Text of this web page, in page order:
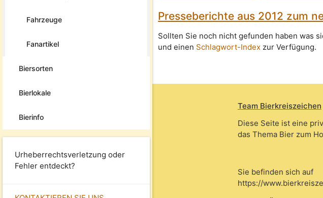
Fahrzeuge
Fanartikel
Biersorten
Bierlokale
Bierinfo
Urheberrechtsverletzung oder
Fehler entdeckt?
Presseberichte aus 2012 zum
Sollten Sie noch nicht gefunden haben was
und einen Schlagwort-Index zur Verfügung.
Team Bierkreiszeichen
Diese Seite ist eine
das Thema Bier zum
Sie befinden sich auf
https://